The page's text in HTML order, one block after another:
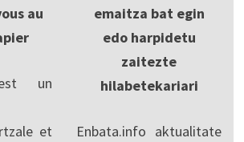
au
un
et
emaitza bat egin
edo harpidetu
zaitezte
hilabetekariari
Enbata.info aktualitate